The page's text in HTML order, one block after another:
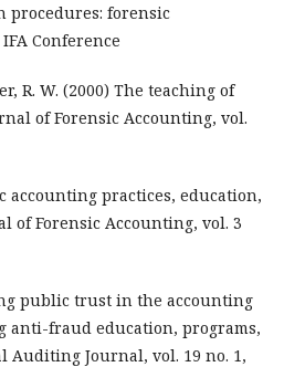
procedures: forensic
Conference
R. W. (2000) The teaching of
of Forensic Accounting, vol.
accounting practices, education,
of Forensic Accounting, vol. 3
public trust in the accounting
anti-fraud education, programs,
Auditing Journal, vol. 19 no. 1,